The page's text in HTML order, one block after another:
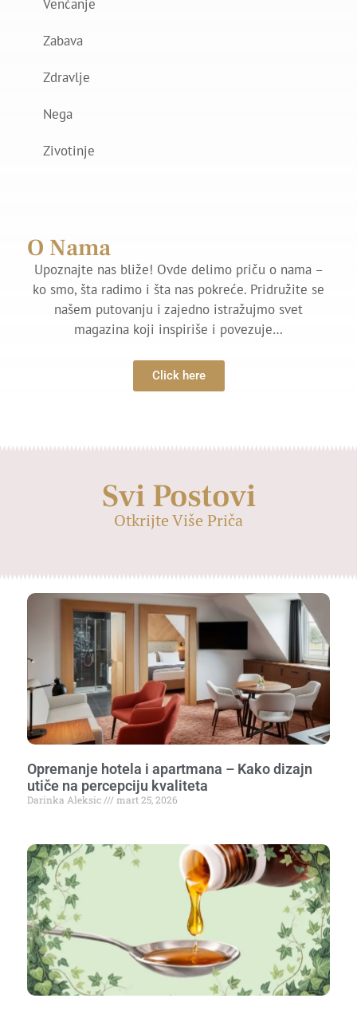
Venčanje
Zabava
Zdravlje
Nega
Zivotinje
O Nama
Upoznajte nas bliže! Ovde delimo priču o nama –
ko smo, šta radimo i šta nas pokreće. Pridružite se
našem putovanju i zajedno istražujmo svet
magazina koji inspiriše i povezuje…
Click here
Svi Postovi
Otkrijte Više Priča
Opremanje hotela i apartmana – Kako dizajn
utiče na percepciju kvaliteta
Darinka Aleksic mart 25, 2026